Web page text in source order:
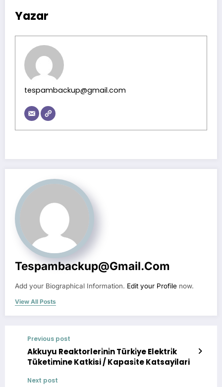
Yazar
tespambackup@gmail.com
Tespambackup@gmail.com
Add your Biographical Information. Edit your Profile now.
View All Posts
Previous post
Akkuyu Reaktorleri̇ni̇n Türki̇ye Elektri̇k
Tüketi̇mi̇ne Katkisi / Kapasi̇te Katsayilari
Next post